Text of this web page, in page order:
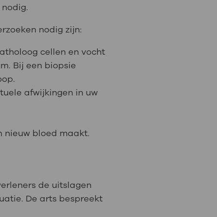
: naar uw dossier
nodig zijn:
cellen en vocht
Bij een biopsie
afwijkingen in uw
nieuw bloed maakt.
de uitslagen
De arts bespreekt